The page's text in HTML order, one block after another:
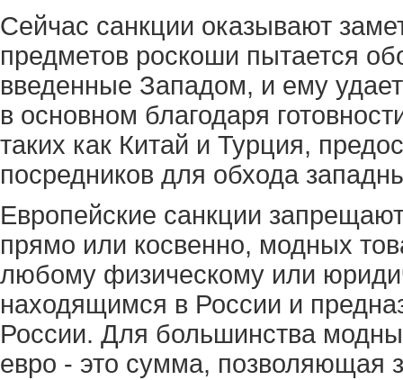
Сейчас санкции оказывают
предметов роскоши пытается
введенные Западом, и ему
в основном благодаря
таких как Китай и Турция,
посредников для обхода
Европейские санкции
прямо или косвенно, модных
любому физическому или
находящимся в России и
России. Для большинства
евро - это сумма, позволяющая